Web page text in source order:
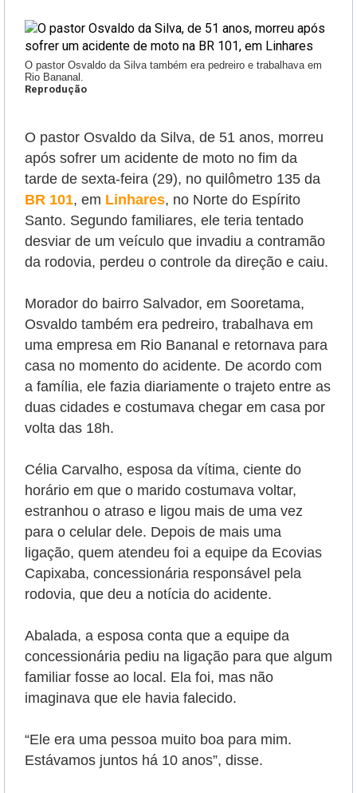
O pastor Osvaldo da Silva também era pedreiro e trabalhava em
Rio Bananal.
Reprodução
O pastor Osvaldo da Silva, de 51 anos, morreu
após sofrer um acidente de moto no fim da
tarde de sexta-feira (29), no quilômetro 135 da
BR 101, em Linhares, no Norte do Espírito
Santo. Segundo familiares, ele teria tentado
desviar de um veículo que invadiu a contramão
da rodovia, perdeu o controle da direção e caiu.
Morador do bairro Salvador, em Sooretama,
Osvaldo também era pedreiro, trabalhava em
uma empresa em Rio Bananal e retornava para
casa no momento do acidente. De acordo com
a família, ele fazia diariamente o trajeto entre as
duas cidades e costumava chegar em casa por
volta das 18h.
Célia Carvalho, esposa da vítima, ciente do
horário em que o marido costumava voltar,
estranhou o atraso e ligou mais de uma vez
para o celular dele. Depois de mais uma
ligação, quem atendeu foi a equipe da Ecovias
Capixaba, concessionária responsável pela
rodovia, que deu a notícia do acidente.
Abalada, a esposa conta que a equipe da
concessionária pediu na ligação para que algum
familiar fosse ao local. Ela foi, mas não
imaginava que ele havia falecido.
“Ele era uma pessoa muito boa para mim.
Estávamos juntos há 10 anos”, disse.